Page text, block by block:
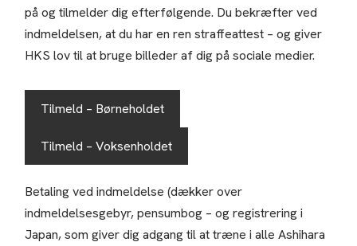
på og tilmelder dig efterfølgende. Du bekræfter ved
indmeldelsen, at du har en ren straffeattest – og giver
HKS lov til at bruge billeder af dig på sociale medier.
Tilmeld – Børneholdet
Tilmeld – Voksenholdet
Betaling ved indmeldelse (dækker over
indmeldelsesgebyr, pensumbog – og registrering i
Japan, som giver dig adgang til at træne i alle Ashihara